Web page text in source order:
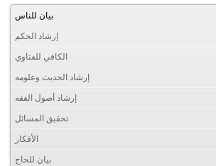
بيان للناس
إرشاد الحكم
الكافي للفتاوي
إرشاد الحديث وعلومه
إرشاد أصول الفقه
تحقيق المسائل
الأفكار
بيان للحاج